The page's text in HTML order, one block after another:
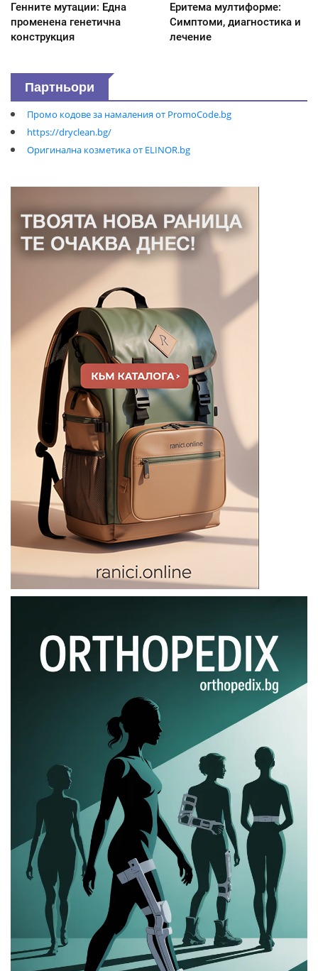
Генните мутации: Една
променена генетична
конструкция
Еритема мултиформе:
Симптоми, диагностика и
лечение
Партньори
Промо кодове за намаления от PromoCode.bg
https://dryclean.bg/
Оригинална козметика от ELINOR.bg